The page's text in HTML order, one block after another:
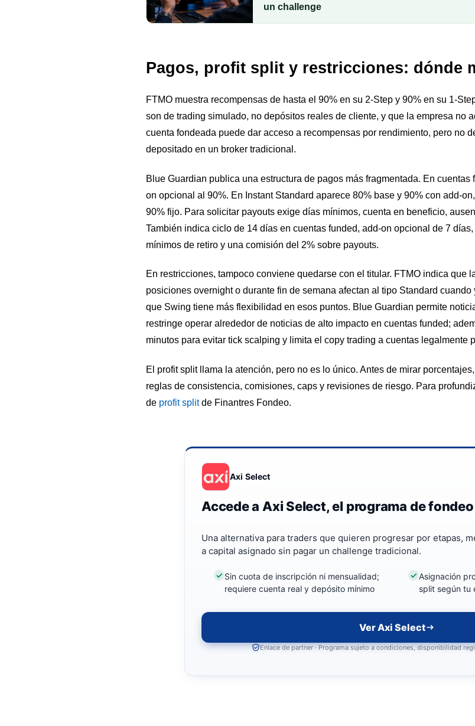
un challenge
Pagos, profit split y restricciones: dónde
FTMO muestra recompensas de hasta el 90% en su 2-Step y 90% en su 1-
son de trading simulado, no depósitos reales de cliente, y que la empresa no
cuenta fondeada puede dar acceso a recompensas por rendimiento, pero no
depositado en un broker tradicional.
Blue Guardian publica una estructura de pagos más fragmentada. En
on opcional al 90%. En Instant Standard aparece 80% base y 90% con add-
90% fijo. Para solicitar payouts exige días mínimos, cuenta en beneficio,
También indica ciclo de 14 días en cuentas funded, add-on opcional de 7
mínimos de retiro y una comisión del 2% sobre payouts.
En restricciones, tampoco conviene quedarse con el titular. FTMO indica que
posiciones overnight o durante fin de semana afectan al tipo Standard
que Swing tiene más flexibilidad en esos puntos. Blue Guardian permite
restringe operar alrededor de noticias de alto impacto en cuentas funded;
minutos para evitar tick scalping y limita el copy trading a cuentas legalmente
El profit split llama la atención, pero no es lo único. Antes de mirar
reglas de consistencia, comisiones, caps y revisiones de riesgo. Para
de profit splitde Finantres Fondeo.
Axi Select
Accede a Axi Select, el programa de
Una alternativa para traders que quieren progresar por etapas,
a capital asignado sin pagar un challenge tradicional.
Sin cuota de inscripción ni mensualidad;
requiere cuenta real y depósito mínimo
Asignación
split según tu
Ver Axi Select
Enlace de partner · Programa sujeto a condiciones, disponibilidad